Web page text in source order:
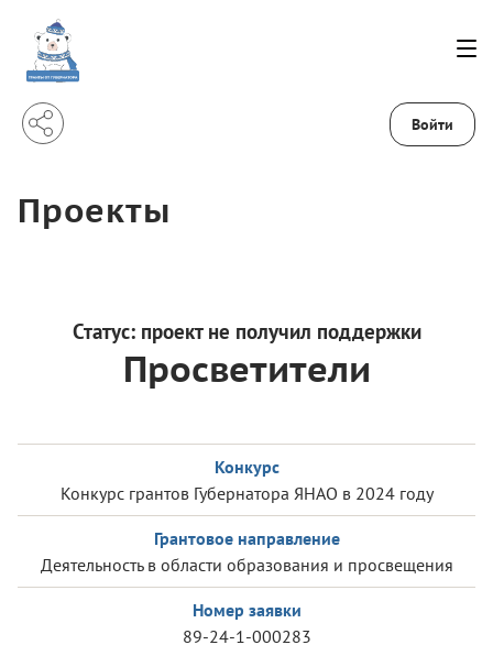
Войти
Проекты
Статус: проект не получил поддержки
Просветители
Конкурс
Конкурс грантов Губернатора ЯНАО в 2024 году
Грантовое направление
Деятельность в области образования и просвещения
Номер заявки
89-24-1-000283